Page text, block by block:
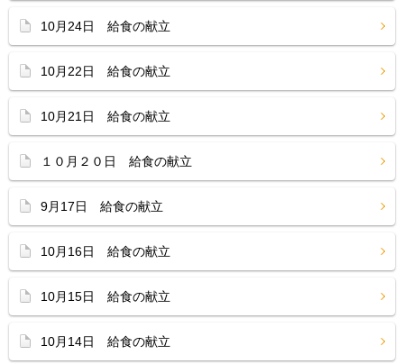
10月24日 給食の献立
10月22日 給食の献立
10月21日 給食の献立
１０月２０日 給食の献立
9月17日 給食の献立
10月16日 給食の献立
10月15日 給食の献立
10月14日 給食の献立